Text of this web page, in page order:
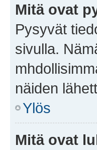
Mitä ovat
Pysyvät
sivulla.
näiden
Ylös
Mitä ovat